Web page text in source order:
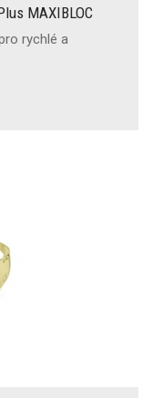
MAXIBLOC
rychlé a